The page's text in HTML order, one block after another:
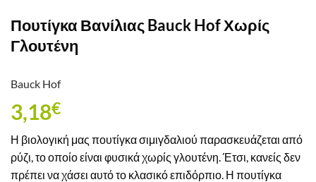
Πουτίγκα Βανίλιας Bauck Hof Χωρίς
Γλουτένη
Bauck Hof
3,18€
Η βιολογική μας πουτίγκα σιμιγδαλιού παρασκευάζεται από
ρύζι, το οποίο είναι φυσικά χωρίς γλουτένη. Έτσι, κανείς δεν
πρέπει να χάσει αυτό το κλασικό επιδόρπιο. Η πουτίγκα